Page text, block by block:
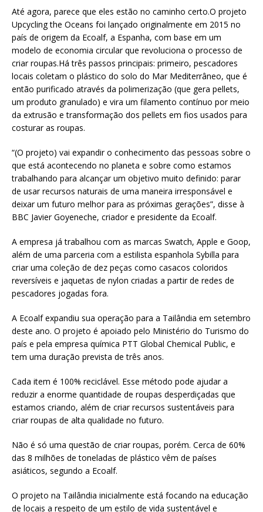
Até agora, parece que eles estão no caminho certo.O projeto
Upcycling the Oceans foi lançado originalmente em 2015 no
país de origem da Ecoalf, a Espanha, com base em um
modelo de economia circular que revoluciona o processo de
criar roupas.Há três passos principais: primeiro, pescadores
locais coletam o plástico do solo do Mar Mediterrâneo, que é
então purificado através da polimerização (que gera pellets,
um produto granulado) e vira um filamento contínuo por meio
da extrusão e transformação dos pellets em fios usados para
costurar as roupas.
“(O projeto) vai expandir o conhecimento das pessoas sobre o
que está acontecendo no planeta e sobre como estamos
trabalhando para alcançar um objetivo muito definido: parar
de usar recursos naturais de uma maneira irresponsável e
deixar um futuro melhor para as próximas gerações”, disse à
BBC Javier Goyeneche, criador e presidente da Ecoalf.
A empresa já trabalhou com as marcas Swatch, Apple e Goop,
além de uma parceria com a estilista espanhola Sybilla para
criar uma coleção de dez peças como casacos coloridos
reversíveis e jaquetas de nylon criadas a partir de redes de
pescadores jogadas fora.
A Ecoalf expandiu sua operação para a Tailândia em setembro
deste ano. O projeto é apoiado pelo Ministério do Turismo do
país e pela empresa química PTT Global Chemical Public, e
tem uma duração prevista de três anos.
Cada item é 100% reciclável. Esse método pode ajudar a
reduzir a enorme quantidade de roupas desperdiçadas que
estamos criando, além de criar recursos sustentáveis para
criar roupas de alta qualidade no futuro.
Não é só uma questão de criar roupas, porém. Cerca de 60%
das 8 milhões de toneladas de plástico vêm de países
asiáticos, segundo a Ecoalf.
O projeto na Tailândia inicialmente está focando na educação
de locais a respeito de um estilo de vida sustentável e